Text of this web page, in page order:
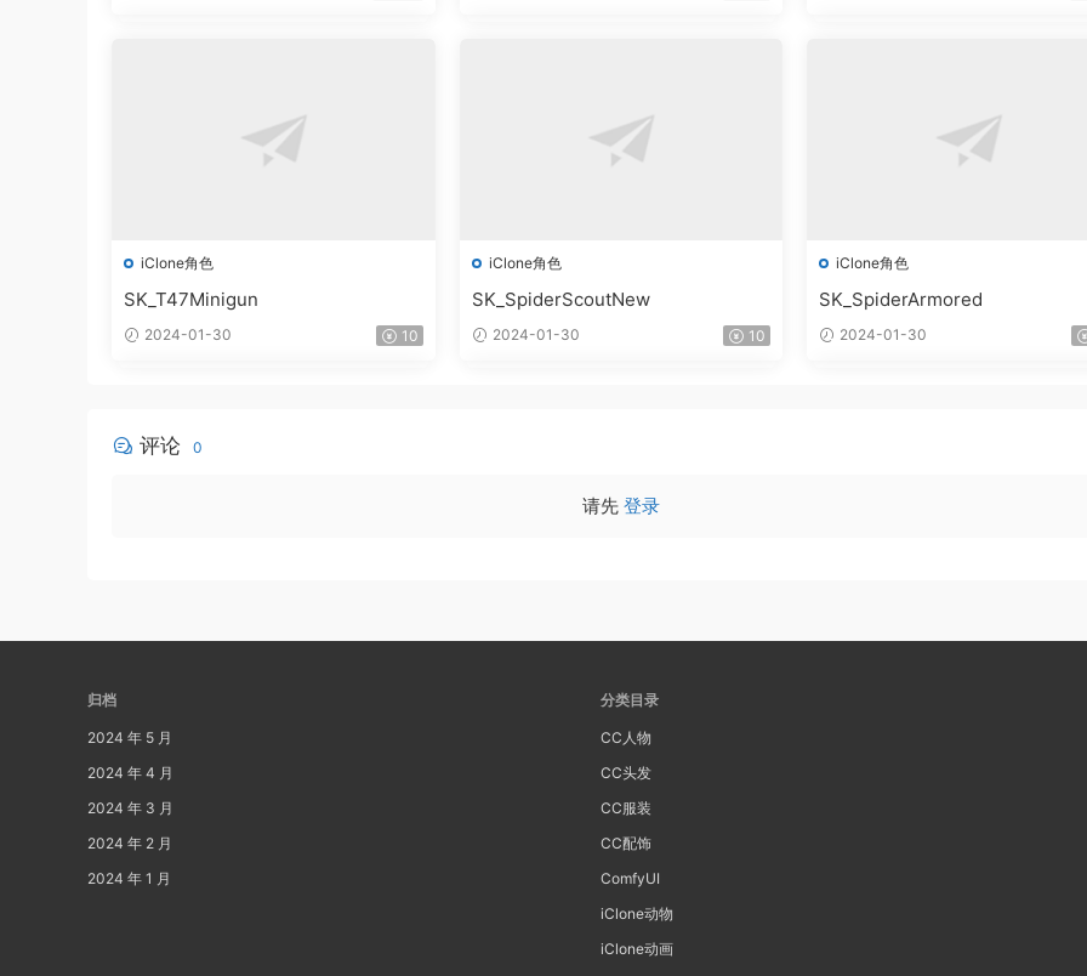
iClone角色
SK_T47Minigun
2024-01-30 10
iClone角色
SK_SpiderScoutNew
2024-01-30 10
iClone角色
SK_SpiderArmored
2024-01-30
评论 0
请先 登录
归档
2024 年 5 月
2024 年 4 月
2024 年 3 月
2024 年 2 月
2024 年 1 月
分类目录
CC人物
CC头发
CC服装
CC配饰
ComfyUI
iClone动物
iClone动画